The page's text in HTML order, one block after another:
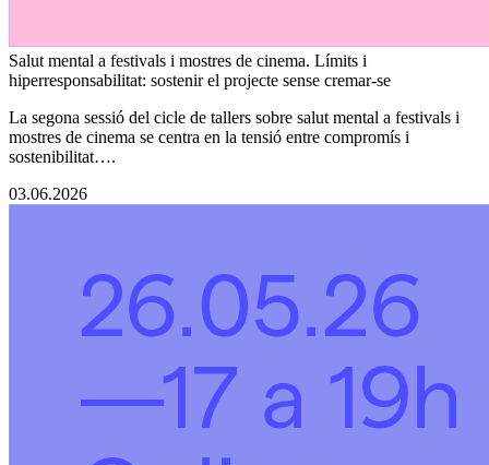
Salut mental a festivals i mostres de cinema. Límits i
hiperresponsabilitat: sostenir el projecte sense cremar-se
La segona sessió del cicle de tallers sobre salut mental a festivals i
mostres de cinema se centra en la tensió entre compromís i
sostenibilitat….
03.06.2026